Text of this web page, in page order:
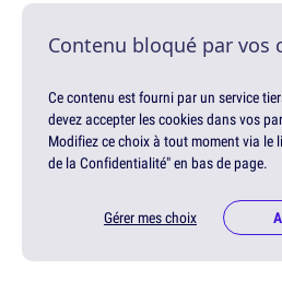
Contenu bloqué par vos
Ce contenu est fourni par un service
devez accepter les cookies dans vos
Modifiez ce choix à tout moment via le
de la Confidentialité" en bas de page.
Gérer mes choix